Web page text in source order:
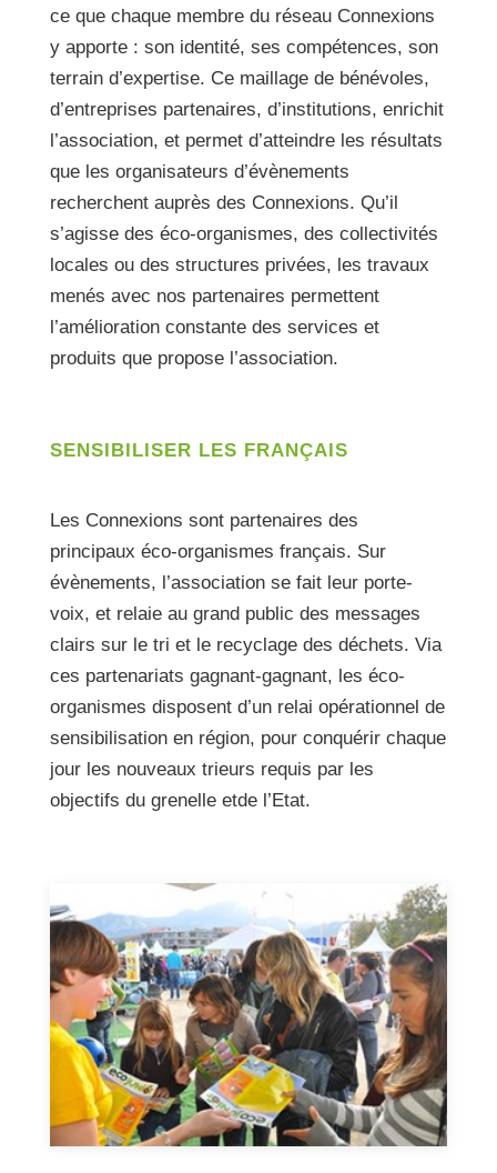
ce que chaque membre du réseau Connexions
y apporte : son identité, ses compétences, son
terrain d’expertise. Ce maillage de bénévoles,
d’entreprises partenaires, d’institutions, enrichit
l’association, et permet d’atteindre les résultats
que les organisateurs d’évènements
recherchent auprès des Connexions. Qu’il
s’agisse des éco-organismes, des collectivités
locales ou des structures privées, les travaux
menés avec nos partenaires permettent
l’amélioration constante des services et
produits que propose l’association.
SENSIBILISER LES FRANÇAIS
Les Connexions sont partenaires des
principaux éco-organismes français. Sur
évènements, l’association se fait leur porte-
voix, et relaie au grand public des messages
clairs sur le tri et le recyclage des déchets. Via
ces partenariats gagnant-gagnant, les éco-
organismes disposent d’un relai opérationnel de
sensibilisation en région, pour conquérir chaque
jour les nouveaux trieurs requis par les
objectifs du grenelle etde l’Etat.